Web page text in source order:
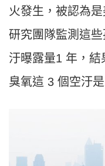
火發生，被認為
研究團隊監測這
汙曝露量1 年，結
臭氧這 3 個空汙